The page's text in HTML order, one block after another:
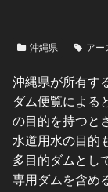
沖縄県 アー
沖縄県が所有す
ダム便覧による
の目的を持つと
水道用水の目的
多目的ダムとし
専用ダムを含め